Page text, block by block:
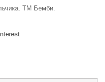
ТМ Бемби.